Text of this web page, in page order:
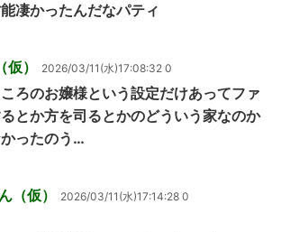
凄かったんだなパティ
） 2026/03/11(水)17:08:32 0
ろのお嬢様という設定だけあってファ
とか方を司るとかのどういう家なのか
ったのう…
（仮） 2026/03/11(水)17:14:28 0